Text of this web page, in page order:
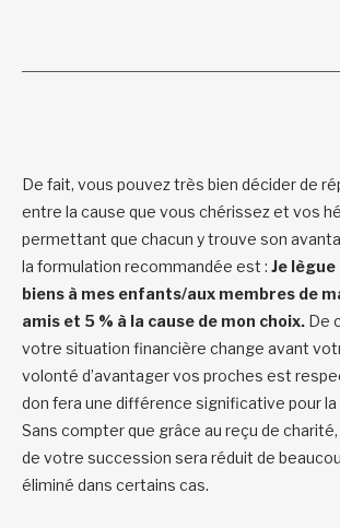
De fait, vous pouvez très bien décider de
entre la cause que vous chérissez et vos
permettant que chacun y trouve son
la formulation recommandée est : Je lègue
biens à mes enfants/aux membres de
amis et 5 % à la cause de mon choix. De
votre situation financière change avant
volonté d’avantager vos proches est
don fera une différence significative pour
Sans compter que grâce au reçu de
de votre succession sera réduit de
éliminé dans certains cas.